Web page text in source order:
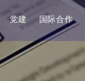
党建 国际合作